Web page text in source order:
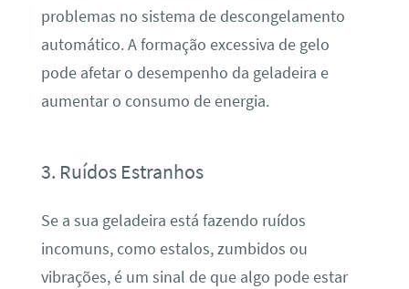
problemas no sistema de descongelamento
automático. A formação excessiva de gelo
pode afetar o desempenho da geladeira e
aumentar o consumo de energia.
3. Ruídos Estranhos
Se a sua geladeira está fazendo ruídos
incomuns, como estalos, zumbidos ou
vibrações, é um sinal de que algo pode estar